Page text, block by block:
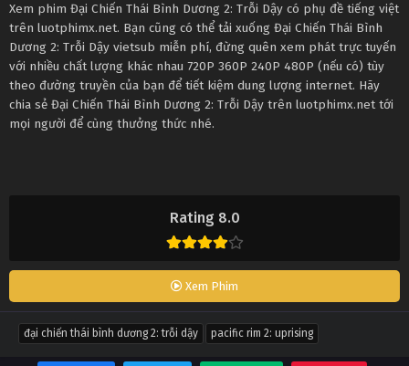
Rating 8.0
Xem Phim
Xem phim Đại Chiến Thái Bình Dương 2: Trỗi Dậy có phụ đề tiếng việt
trên luotphimx.net. Bạn cũng có thể tải xuống Đại Chiến Thái Bình
Dương 2: Trỗi Dậy vietsub miễn phí, đừng quên xem phát trực tuyến
với nhiều chất lượng khác nhau 720P 360P 240P 480P (nếu có) tùy
theo đường truyền của bạn để tiết kiệm dung lượng internet. Hãy
chia sẻ Đại Chiến Thái Bình Dương 2: Trỗi Dậy trên luotphimx.net tới
mọi người để cùng thưởng thức nhé.
đại chiến thái bình dương 2: trỗi dậy pacific rim 2: uprising